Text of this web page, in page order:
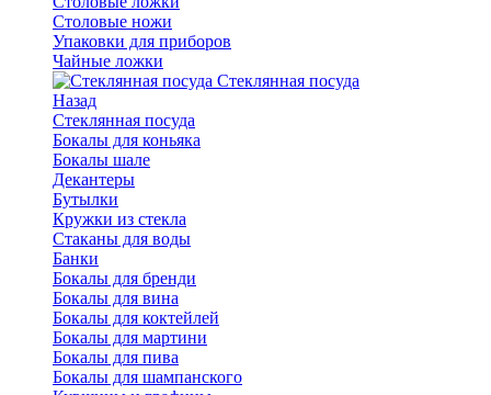
Столовые ножи
Упаковки для приборов
Чайные ложки
Стеклянная посуда
Назад
Стеклянная посуда
Бокалы для коньяка
Бокалы шале
Декантеры
Бутылки
Кружки из стекла
Стаканы для воды
Банки
Бокалы для бренди
Бокалы для вина
Бокалы для коктейлей
Бокалы для мартини
Бокалы для пива
Бокалы для шампанского